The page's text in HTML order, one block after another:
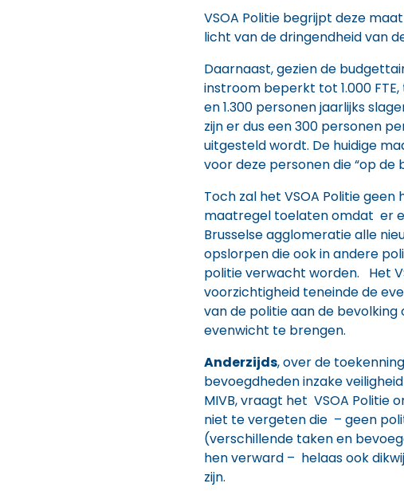
VSOA Politie begrijpt deze
licht van de dringendheid van
Daarnaast, gezien de
instroom beperkt tot 1.000
en 1.300 personen jaarlijks
zijn er dus een 300 personen
uitgesteld wordt. De huidige
voor deze personen die “op de
Toch zal het VSOA Politie geen
maatregel toelaten omdat er
Brusselse agglomeratie alle
opslorpen die ook in andere
politie verwacht worden. Het
voorzichtigheid teneinde de
van de politie aan de
evenwicht te brengen.
Anderzijds, over de
bevoegdheden inzake
MIVB, vraagt het VSOA Politie
niet te vergeten die – geen
(verschillende taken en
hen verward – helaas ook
zijn.